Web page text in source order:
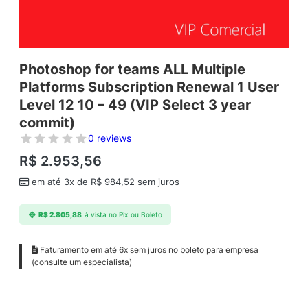
Photoshop for teams ALL Multiple
Platforms Subscription Renewal 1 User
Level 12 10 – 49 (VIP Select 3 year
commit)
0 reviews
R$ 2.953,56
em até 3x de R$ 984,52 sem juros
R$2.805,88 à vista no Pix ou Boleto
Faturamento em até 6x sem juros no boleto para empresa
(consulte um especialista)